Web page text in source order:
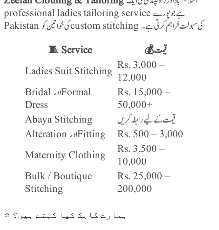
professional ladies tailoring service ہے جو پورے
Pakistan کی خواتین کو custom stitching کی سہولت فراہم کرتی ہے۔
🧵 Service
💰 قیمت
Ladies Suit Stitching Rs. 3,000 –
12,000
Bridal اور Formal
Dress
Rs. 15,000 –
50,000+
Abaya Stitching
قیمت کے لیے رابطہ کریں
Alteration اور Fitting
Rs. 500 – 3,000
Maternity Clothing
Rs. 3,500 –
10,000
Bulk / Boutique
Stitching
Rs. 25,000 –
200,000
⭐ ہمارے گاہک کیا کہتے ہیں؟